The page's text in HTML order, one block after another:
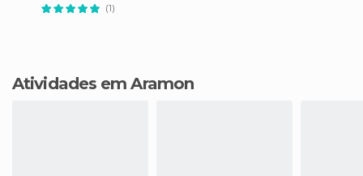
(1)
Atividades em Aramon